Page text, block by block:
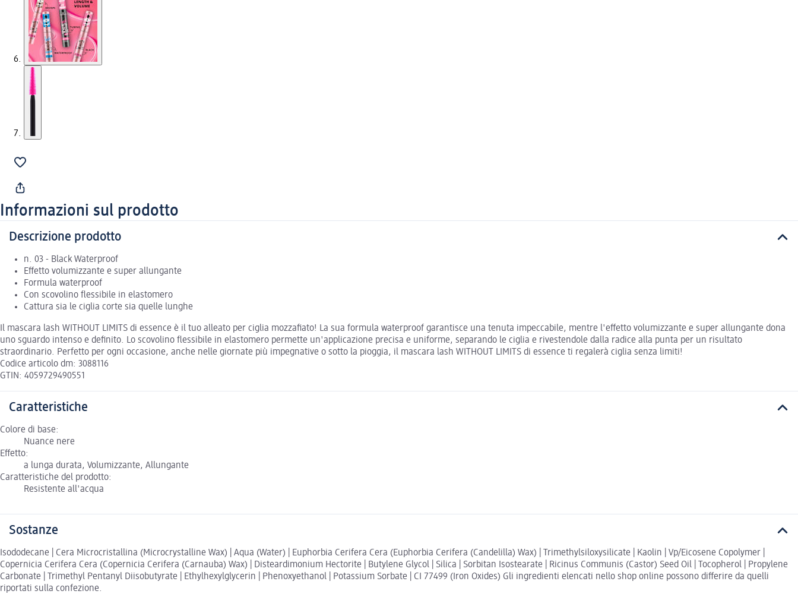
Informazioni sul prodotto
Descrizione prodotto
n. 03 - Black Waterproof
Effetto volumizzante e super allungante
Formula waterproof
Con scovolino flessibile in elastomero
Cattura sia le ciglia corte sia quelle lunghe
Il mascara lash WITHOUT LIMITS di essence è il tuo alleato per ciglia mozzafiato! La sua formula waterproof garantisce una tenuta impeccabile, mentre l'effetto volumizzante e super allungante dona
uno sguardo intenso e definito. Lo scovolino flessibile in elastomero permette un'applicazione precisa e uniforme, separando le ciglia e rivestendole dalla radice alla punta per un risultato
straordinario. Perfetto per ogni occasione, anche nelle giornate più impegnative o sotto la pioggia, il mascara lash WITHOUT LIMITS di essence ti regalerà ciglia senza limiti!
Codice articolo dm: 3088116
GTIN: 4059729490551
Caratteristiche
Colore di base:
Nuance nere
Effetto:
a lunga durata, Volumizzante, Allungante
Caratteristiche del prodotto:
Resistente all'acqua
Sostanze
Isododecane | Cera Microcristallina (Microcrystalline Wax) | Aqua (Water) | Euphorbia Cerifera Cera (Euphorbia Cerifera (Candelilla) Wax) | Trimethylsiloxysilicate | Kaolin | Vp/Eicosene Copolymer |
Copernicia Cerifera Cera (Copernicia Cerifera (Carnauba) Wax) | Disteardimonium Hectorite | Butylene Glycol | Silica | Sorbitan Isostearate | Ricinus Communis (Castor) Seed Oil | Tocopherol | Propylene
Carbonate | Trimethyl Pentanyl Diisobutyrate | Ethylhexylglycerin | Phenoxyethanol | Potassium Sorbate | CI 77499 (Iron Oxides) Gli ingredienti elencati nello shop online possono differire da quelli
riportati sulla confezione.